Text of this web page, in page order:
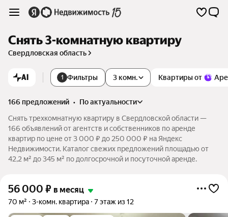
Снять 3-комнатную квартиру
Свердловская область
AI 1 Фильтры Квартиры от
3 комн.
166 предложений •
по актуальности
Снять трехкомнатную квартиру в Свердловской области —
166 объявлений от агентств и собственников по аренде
квартир по цене от 3 000 ₽ до 250 000 ₽ на Яндекс
Недвижимости. Каталог свежих предложений площадью от
42,2 м² до 345 м² по долгосрочной и посуточной аренде.
56 000 ₽ в месяц
70 м² 3-комн. квартира 7 этаж из 12